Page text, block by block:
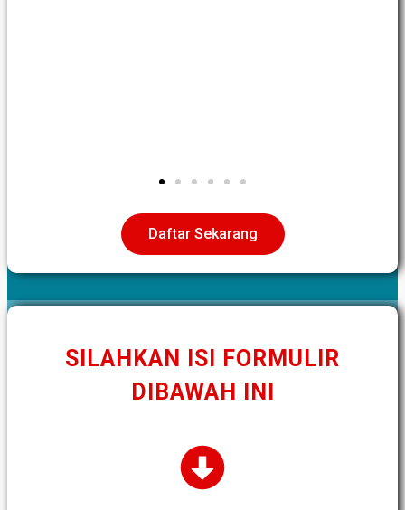
Daftar Sekarang
SILAHKAN ISI FORMULIR
DIBAWAH INI